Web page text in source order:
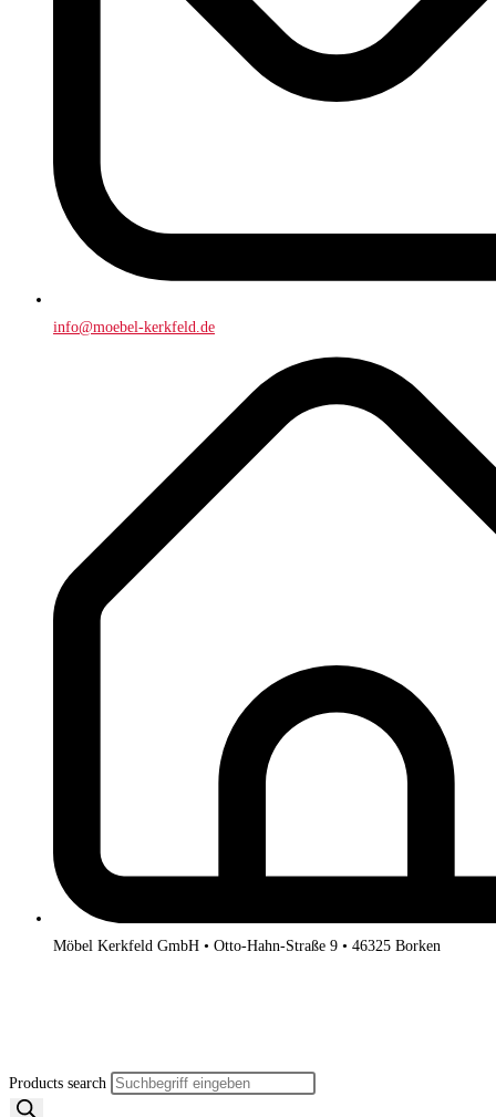
info@moebel-kerkfeld.de
Möbel Kerkfeld GmbH • Otto-Hahn-Straße 9 • 46325 Borken
Products search